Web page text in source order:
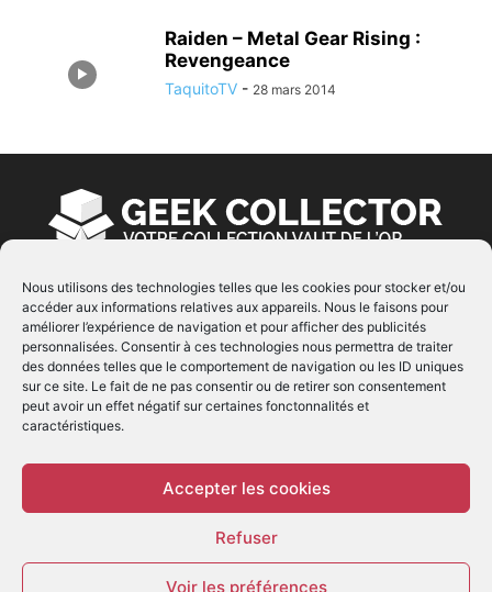
Nous utilisons des technologies telles que les cookies pour stocker et/ou
accéder aux informations relatives aux appareils. Nous le faisons pour
améliorer l’expérience de navigation et pour afficher des publicités
personnalisées. Consentir à ces technologies nous permettra de traiter
des données telles que le comportement de navigation ou les ID uniques
sur ce site. Le fait de ne pas consentir ou de retirer son consentement
peut avoir un effet négatif sur certaines fonctonnalités et
caractéristiques.
Accepter les cookies
Refuser
Voir les préférences
Raiden – Metal Gear Rising :
Revengeance
TaquitoTV - 28 mars 2014
À PROPOS
© Copyright 2022 | Produit parEIMAI| Tous Droits
Réservés